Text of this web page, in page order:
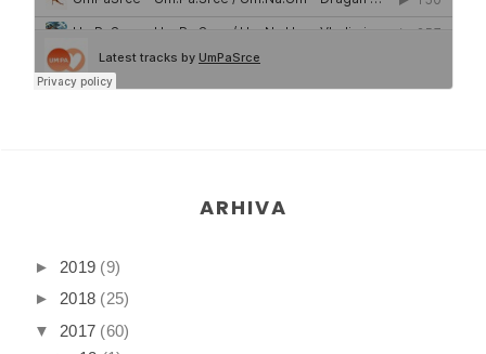
ARHIVA
► 2019 (9)
► 2018 (25)
▼
2017 (60)